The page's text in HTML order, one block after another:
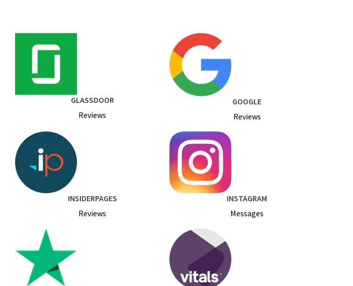
GLASSDOOR
Reviews
GOOGLE
Reviews
INSIDERPAGES
Reviews
INSTAGRAM
Messages